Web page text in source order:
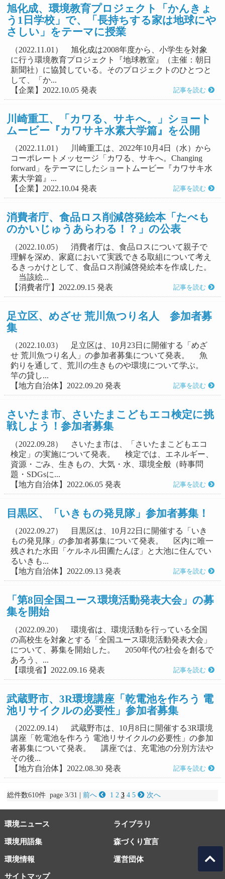
旭化成、環境教育プロジェクト「かんきょ
う1日学校」で、「長持ちする家は地球にや
さしい」をテーマに授業
（2022.11.01） 旭化成は2008年度から、小学生を対象
に行う環境教育プロジェクト『地球教室』（主催：朝日
新聞社）に協賛している。そのプロジェクトのひとつと
して、「か...
【企業】2022.10.05 発表
記事を読む
川崎重工、「カワる、サキへ。」ショート
ムービー『カワサキ水素大学篇』を公開
（2022.11.01） 川崎重工は、2022年10月4日（水）から
コーポレートメッセージ「カワる、サキへ。Changing
forward」をテーマにしたショートムービー『カワサキ水
素大学篇』...
【企業】2022.10.04 発表
記事を読む
消費者庁、食品ロス削減啓発絵本「たべも
のかいじゅうあらわる！？」の公表
（2022.10.05） 消費者庁は、食品ロスについて親子で
理解を深め、家庭において実践できる取組について考え
るきっかけとして、食品ロス削減啓発絵本を作成した。
当該絵...
【消費者庁】2022.09.15 発表
記事を読む
足立区、めざせ 荒川魚つり名人 参加者募
集
（2022.10.03） 足立区は、10月23日に開催する「めざ
せ 荒川魚つり名人」の参加者募集について発表。 魚
釣りを通して、荒川の生きものや環境について学ぶ。
竿の貸し...
【地方自治体】2022.09.20 発表
記事を読む
さいたま市、さいたまこどもエコ検定に挑
戦しよう！参加者募集
（2022.09.28） さいたま市は、「さいたまこどもエコ
検定」の実施について発表。 検定では、エネルギー、
資源・ごみ、生きもの、大気・水、環境全般（時事問
題・SDGsに...
【地方自治体】2022.06.05 発表
記事を読む
目黒区、「いきもの発見隊」参加者募集！
（2022.09.27） 目黒区は、10月22日に開催する「いき
もの発見隊」の参加者募集について発表。 区内に唯一
残された水田「ケルネル田圃たんぼ」と大池に住んでい
るいきも...
【地方自治体】2022.09.13 発表
記事を読む
「第8回全国ユース環境活動発表大会」の募
集を開始
（2022.09.20） 環境省は、環境活動を行っている全国
の高校生を対象とする「全国ユース環境活動発表大会」
について、募集を開始した。 2050年代の社会を創るで
あろう、...
【環境省】2022.09.16 発表
記事を読む
武蔵野市、3R環境講座「乾電池を作ろう 電
池リサイクルの必要性」参加者募集
（2022.09.14） 武蔵野市は、10月8日に開催する3R環境
講座「乾電池を作ろう 電池リサイクルの必要性」の参加
者募集について発表。 講座では、充電池の分別方法や
その後...
【地方自治体】2022.08.30 発表
記事を読む
総件数610件 page 3/31 | 前へ 1 2 3 4 5 次へ
環境ニュース ライブラリ
環境用語集 森づくり宣言
環境情報
サイトマップ
運営団体